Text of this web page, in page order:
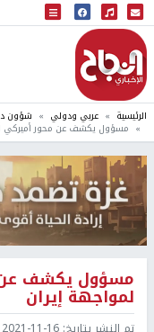
البث المباشر
إذاعة النجاح
الرئيسية عربي ودولي شؤون
مسؤول يكشف عن محور أميركي
مسؤول يكشف عن
لمواجهة إيران